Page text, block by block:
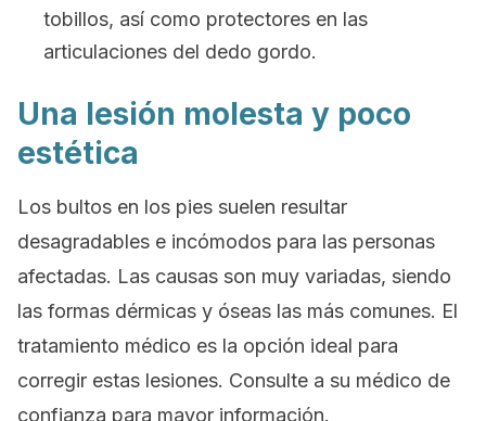
tobillos, así como protectores en las
articulaciones del dedo gordo.
Una lesión molesta y poco
estética
Los bultos en los pies suelen resultar
desagradables e incómodos para las personas
afectadas. Las causas son muy variadas, siendo
las formas dérmicas y óseas las más comunes. El
tratamiento médico es la opción ideal para
corregir estas lesiones. Consulte a su médico de
confianza para mayor información.